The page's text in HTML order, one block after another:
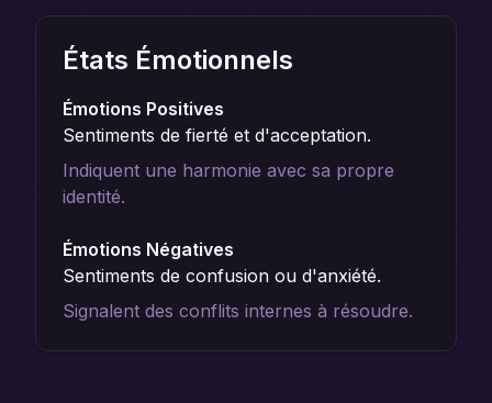
États Émotionnels
Émotions Positives
Sentiments de fierté et d'acceptation.
Indiquent une harmonie avec sa propre
identité.
Émotions Négatives
Sentiments de confusion ou d'anxiété.
Signalent des conflits internes à résoudre.